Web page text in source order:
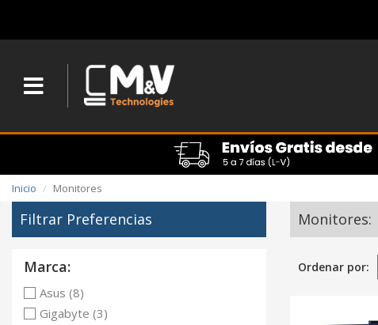
Inicio Monitores
Filtrar Preferencias
Marca:
Asus (8)
Gigabyte (3)
Monitores:
Ordenar por: